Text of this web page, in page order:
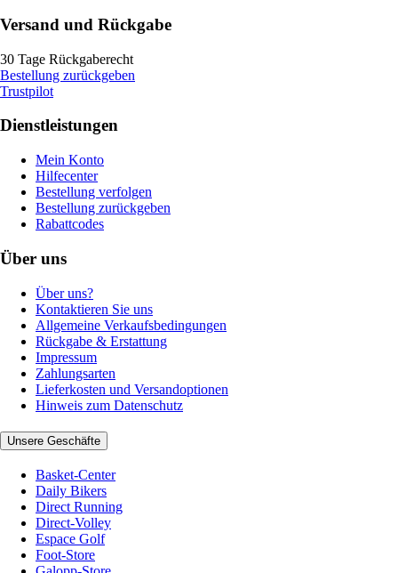
Versand und Rückgabe
30 Tage Rückgaberecht
Bestellung zurückgeben
Trustpilot
Dienstleistungen
Mein Konto
Hilfecenter
Bestellung verfolgen
Bestellung zurückgeben
Rabattcodes
Über uns
Über uns?
Kontaktieren Sie uns
Allgemeine Verkaufsbedingungen
Rückgabe & Erstattung
Impressum
Zahlungsarten
Lieferkosten und Versandoptionen
Hinweis zum Datenschutz
Unsere Geschäfte
Basket-Center
Daily Bikers
Direct Running
Direct-Volley
Espace Golf
Foot-Store